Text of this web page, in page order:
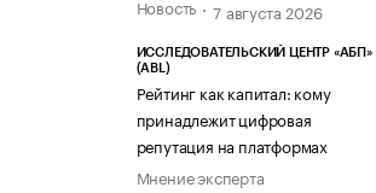
Новость 7 августа 2026
ИССЛЕДОВАТЕЛЬСКИЙ ЦЕНТР «АБП»
(ABL)
Рейтинг как капитал: кому
принадлежит цифровая
репутация на платформах
Мнение эксперта